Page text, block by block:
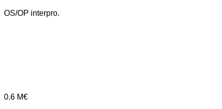
OS/OP interpro.
0.6 M€